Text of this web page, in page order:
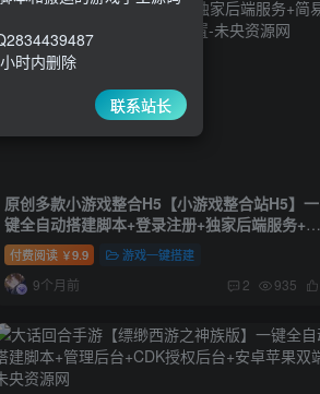
原创多款小游戏整合H5【小游戏整合站H5】一
键全自动搭建脚本+登录注册+独家后端服务+简
易安卓APP+多款游戏+自定义配置
付费阅读 ￥9.9 游戏一键搭建
9个月前 2 935
时内删除
联系站长